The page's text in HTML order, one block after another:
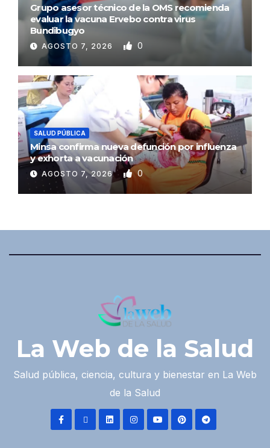
Grupo asesor técnico de la OMS recomienda
evaluar la vacuna Ervebo contra virus
Bundibugyo
AGOSTO 7, 2026 0
SALUD PÚBLICA
Minsa confirma nueva defunción por influenza
y exhorta a vacunación
AGOSTO 7, 2026 0
La Web de la Salud
Salud pública, ciencia, cultura y bienestar en La Web
de la Salud